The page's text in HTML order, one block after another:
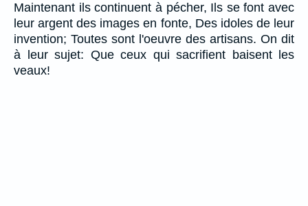
Maintenant ils continuent à pécher, Ils se font avec
leur argent des images en fonte, Des idoles de leur
invention; Toutes sont l'oeuvre des artisans. On dit
à leur sujet: Que ceux qui sacrifient baisent les
veaux!